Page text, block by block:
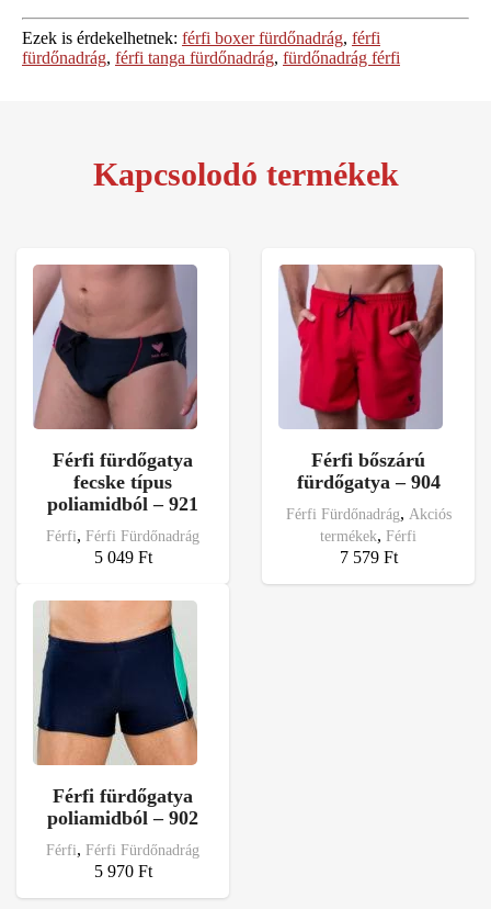
Ezek is érdekelhetnek: férfi boxer fürdőnadrág, férfi
fürdőnadrág, férfi tanga fürdőnadrág, fürdőnadrág férfi
Kapcsolodó termékek
Férfi fürdőgatya
fecske típus
poliamidból – 921
Férfi, Férfi Fürdőnadrág
5 049 Ft
Férfi bőszárú
fürdőgatya – 904
Férfi Fürdőnadrág, Akciós
termékek, Férfi
7 579 Ft
Férfi fürdőgatya
poliamidból – 902
Férfi, Férfi Fürdőnadrág
5 970 Ft